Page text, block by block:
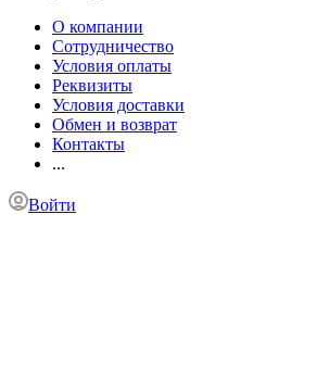
О компании
Сотрудничество
Условия оплаты
Реквизиты
Условия доставки
Обмен и возврат
Контакты
...
Войти